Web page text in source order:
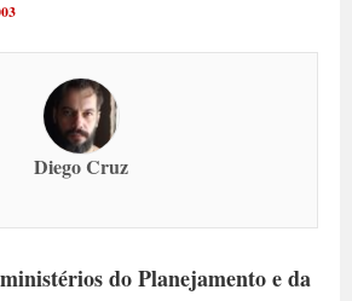
Diego Cruz
do Planejamento e da